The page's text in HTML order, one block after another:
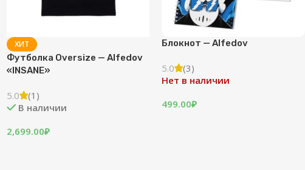
ХИТ
Футболка Oversize — Alfedov
«INSANE»
5.0
(1)
В наличии
2,699.00₽
Блокнот — Alfedov
5.0
(3)
Нет в наличии
499.00₽